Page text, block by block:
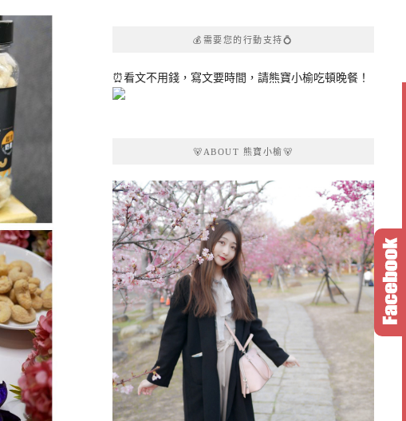
💰需要您的行動支持💍
⏰看文不用錢，寫文要時間，請熊寶小榆吃頓晚餐！
🐻ABOUT 熊寶小榆🐻